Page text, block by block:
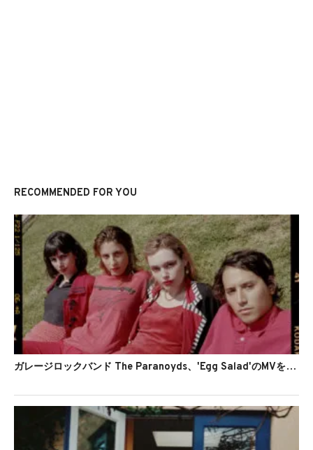
RECOMMENDED FOR YOU
ガレージロックバンド The Paranoyds、'Egg Salad'のMVを公開